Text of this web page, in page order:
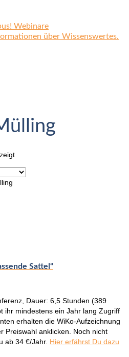
Webinare
über Wissenswertes.
Sattel“
Dauer: 6,5 Stunden (389
ihr mindestens ein Jahr lang Zugriff
erhalten die WiKo-Aufzeichnung
Preiswahl anklicken. Noch nicht
ab 34 €/Jahr. Hier erfährst Du dazu